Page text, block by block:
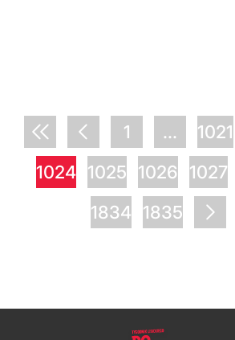
1 ... 1021
1024 1025 1026 1027
1834
1835